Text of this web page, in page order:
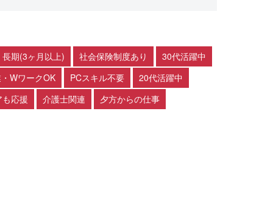
長期(3ヶ月以上) 社会保険制度あり
30代活躍中
WワークOK
PCスキル不要
20代活躍中
応援
介護士関連 夕方からの仕事